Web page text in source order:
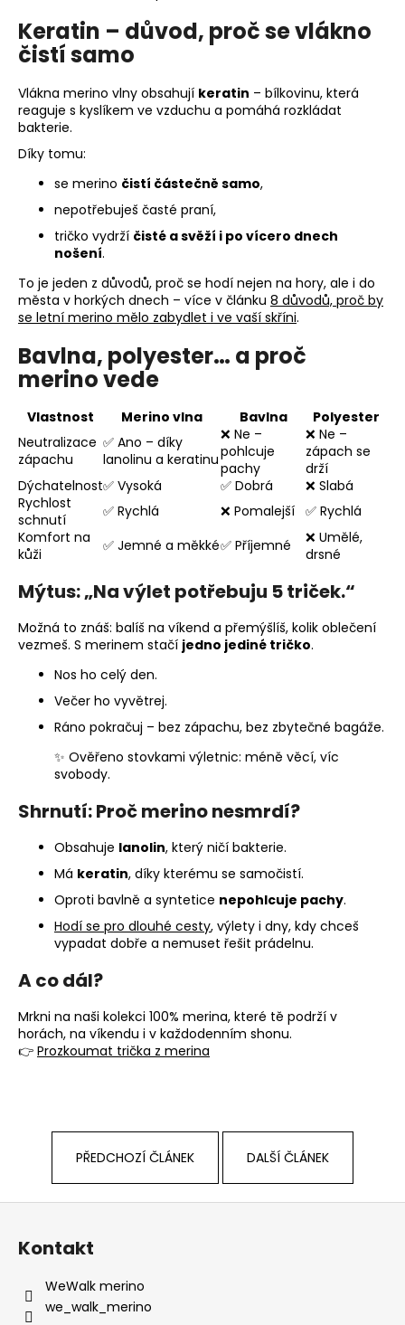
Keratin – důvod, proč se vlákno
čistí samo
Vlákna merino vlny obsahují keratin – bílkovinu, která
reaguje s kyslíkem ve vzduchu a pomáhá rozkládat
bakterie.
Díky tomu:
se merino čistí částečně samo,
nepotřebuješ časté praní,
tričko vydrží čisté a svěží i po vícero dnech
nošení.
To je jeden z důvodů, proč se hodí nejen na hory, ale i do
města v horkých dnech – více v článku 8 důvodů, proč by
se letní merino mělo zabydlet i ve vaší skříni.
Bavlna, polyester… a proč
merino vede
Vlastnost Merino vlna Bavlna
Polyester
Neutralizace
zápachu
✅ Ano – díky
lanolinu a keratinu
❌ Ne –
pohlcuje
pachy
❌ Ne –
zápach se
drží
Dýchatelnost✅ Vysoká ✅ Dobrá
❌ Slabá
Rychlost
schnutí
✅ Rychlá ❌ Pomalejší ✅ Rychlá
Komfort na
kůži
✅ Jemné a měkké✅ Příjemné
❌ Umělé,
drsné
Mýtus: „Na výlet potřebuju 5 triček.“
Možná to znáš: balíš na víkend a přemýšlíš, kolik oblečení
vezmeš. S merinem stačí jedno jediné tričko.
Nos ho celý den.
Večer ho vyvětrej.
Ráno pokračuj – bez zápachu, bez zbytečné bagáže.
✨ Ověřeno stovkami výletnic: méně věcí, víc
svobody.
Shrnutí: Proč merino nesmrdí?
Obsahuje lanolin, který ničí bakterie.
Má keratin, díky kterému se samočistí.
Oproti bavlně a syntetice nepohlcuje pachy.
Hodí se pro dlouhé cesty, výlety i dny, kdy chceš
vypadat dobře a nemuset řešit prádelnu.
A co dál?
Mrkni na naši kolekci 100% merina, které tě podrží v
horách, na víkendu i v každodenním shonu.
👉 Prozkoumat trička z merina
PŘEDCHOZÍ ČLÁNEK DALŠÍ ČLÁNEK
LETNÍ
TRIČKO
SUNNY
TMAVĚ
S
850
Kontakt
WeWalk merino
we_walk_merino